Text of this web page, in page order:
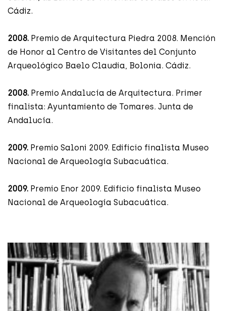
Cádiz.
2008. Premio de Arquitectura Piedra 2008. Mención
de Honor al Centro de Visitantes del Conjunto
Arqueológico Baelo Claudia, Bolonia. Cádiz.
2008. Premio Andalucía de Arquitectura. Primer
finalista: Ayuntamiento de Tomares. Junta de
Andalucía.
2009. Premio Saloni 2009. Edificio finalista Museo
Nacional de Arqueología Subacuática.
2009. Premio Enor 2009. Edificio finalista Museo
Nacional de Arqueología Subacuática.